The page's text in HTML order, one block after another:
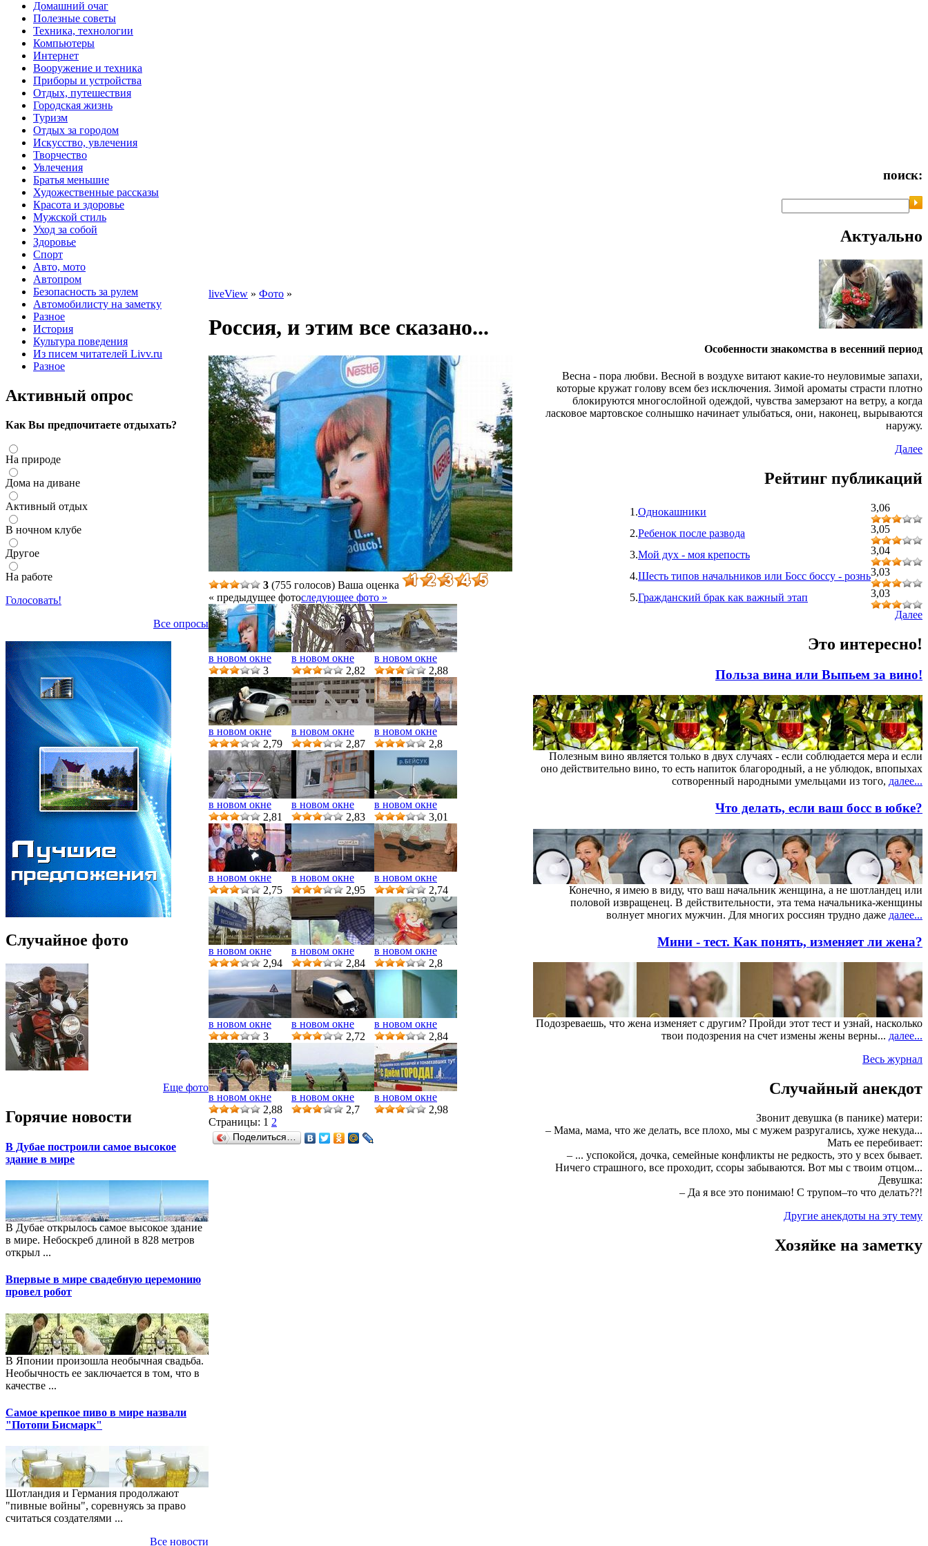
Домашний очаг
Полезные советы
Техника, технологии
Компьютеры
Интернет
Вооружение и техника
Приборы и устройства
Отдых, путешествия
Городская жизнь
Туризм
Отдых за городом
Искусство, увлечения
Творчество
Увлечения
Братья меньшие
Художественные рассказы
Красота и здоровье
Мужской стиль
Уход за собой
Здоровье
Спорт
Авто, мото
Автопром
Безопасность за рулем
Автомобилисту на заметку
Разное
История
Культура поведения
Из писем читателей Livv.ru
Разное
Активный опрос
Как Вы предпочитаете отдыхать?
На природе
Дома на диване
Активный отдых
В ночном клубе
Другое
На работе
Голосовать!
Все опросы
Случайное фото
Еще фото
Горячие новости
В Дубае построили самое высокое
здание в мире
В Дубае открылось самое высокое здание
в мире. Небоскреб длиной в 828 метров
открыл ...
Впервые в мире свадебную церемонию
провел робот
В Японии произошла необычная свадьба.
Необычность ее заключается в том, что в
качестве ...
Самое крепкое пиво в мире назвали
"Потопи Бисмарк"
Шотландия и Германия продолжают
"пивные войны", соревнуясь за право
считаться создателями ...
Все новости
liveView » Фото »
Россия, и этим все сказано...
3 (755 голосов) Ваша оценка
« предыдущее фотоследующее фото »
в новом окне
3
в новом окне
2,82
в новом окне
2,88
в новом окне
2,79
в новом окне
2,87
в новом окне
2,8
в новом окне
2,81
в новом окне
2,83
в новом окне
3,01
в новом окне
2,75
в новом окне
2,95
в новом окне
2,74
в новом окне
2,94
в новом окне
2,84
в новом окне
2,8
в новом окне
3
в новом окне
2,72
в новом окне
2,84
в новом окне
2,88
в новом окне
2,7
в новом окне
2,98
Страницы: 1 2
Поделиться…
поиск:
Актуально
Особенности знакомства в весенний период
Весна - пора любви. Весной в воздухе витают какие-то неуловимые запахи,
которые кружат голову всем без исключения. Зимой ароматы страсти плотно
блокируются многослойной одеждой, чувства замерзают на ветру, а когда
ласковое мартовское солнышко начинает улыбаться, они, наконец, вырываются
наружу.
Далее
Рейтинг публикаций
1.Однокашники 3,06
2.Ребенок после развода 3,05
3.Мой дух - моя крепость 3,04
4.Шесть типов начальников или Босс боссу - рознь3,03
5.Гражданский брак как важный этап
3,03
Далее
Это интересно!
Польза вина или Выпьем за вино!
Полезным вино является только в двух случаях - если соблюдается мера и если
оно действительно вино, то есть напиток благородный, а не ублюдок, впопыхах
сотворенный народными умельцами из того, далее...
Что делать, если ваш босс в юбке?
Конечно, я имею в виду, что ваш начальник женщина, а не шотландец или
половой извращенец. В действительности, эта тема начальника-женщины
волнует многих мужчин. Для многих россиян трудно даже далее...
Мини - тест. Как понять, изменяет ли жена?
Подозреваешь, что жена изменяет с другим? Пройди этот тест и узнай, насколько
твои подозрения на счет измены жены верны... далее...
Весь журнал
Случайный анекдот
Звонит девушка (в панике) матери:
– Мама, мама, что же делать, все плохо, мы с мужем разругались, хуже некуда...
Мать ее перебивает:
– ... успокойся, дочка, семейные конфликты не редкость, это у всех бывает.
Ничего страшного, все проходит, ссоры забываются. Вот мы с твоим отцом...
Девушка:
– Да я все это понимаю! С трупом–то что делать??!
Другие анекдоты на эту тему
Хозяйке на заметку